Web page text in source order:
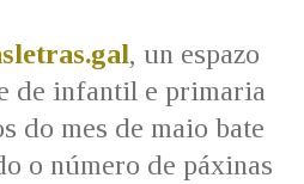
, un espazo
de infantil e primaria
do mes de maio bate
o número de páxinas